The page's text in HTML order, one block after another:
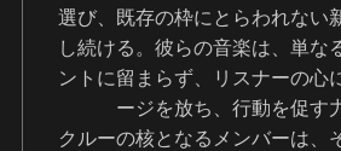
選び、既存の枠にとらわれない
し続ける。彼らの音楽は、単な
ントに留まらず、リスナーの心
ージを放ち、行動を促す
クルーの核となるメンバーは、